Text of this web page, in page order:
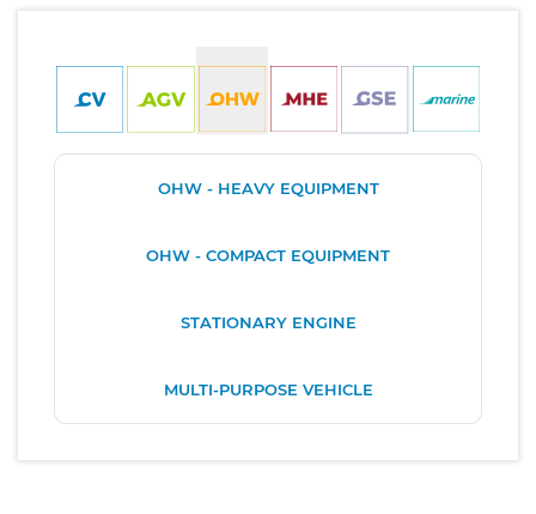
OHW - HEAVY EQUIPMENT
OHW - COMPACT EQUIPMENT
STATIONARY ENGINE
MULTI-PURPOSE VEHICLE